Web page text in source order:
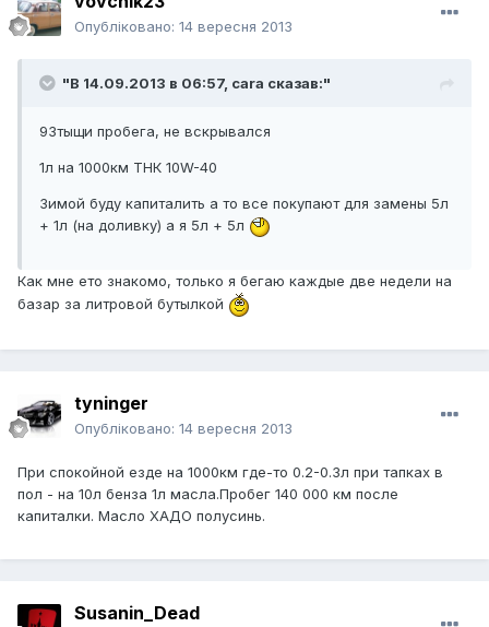
Опубліковано: 14 вересня 2013
"В 14.09.2013 в 06:57, cara сказав:"
93тыщи пробега, не вскрывался
1л на 1000км ТНК 10W-40
Зимой буду капиталить а то все покупают для замены 5л
+ 1л (на доливку) а я 5л + 5л
Как мне ето знакомо, только я бегаю каждые две недели на
базар за литровой бутылкой
tyninger
Опубліковано: 14 вересня 2013
При спокойной езде на 1000км где-то 0.2-0.3л при тапках в
пол - на 10л бенза 1л масла.Пробег 140 000 км после
капиталки. Масло ХАДО полусинь.
Susanin_Dead